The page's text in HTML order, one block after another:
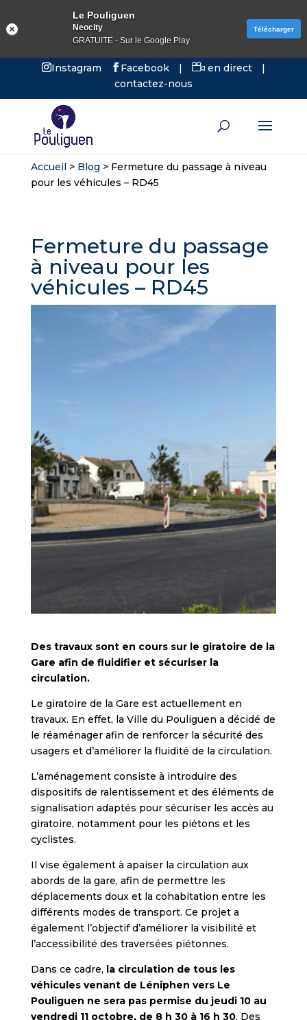
Instagram Facebook | en direct
|
contactez-nous
Accueil> Blog > Fermeture du passage à niveau
pour les véhicules – RD45
Fermeture du passage
à niveau pour les
véhicules – RD45
Des travaux sont en cours sur le giratoire de la
Gare afin de fluidifier et sécuriser la
circulation.
Le giratoire de la Gare est actuellement en
travaux. En effet, la Ville du Pouliguen a décidé de
le réaménager afin de renforcer la sécurité des
usagers et d’améliorer la fluidité de la circulation.
L’aménagement consiste à introduire des
dispositifs de ralentissement et des éléments de
signalisation adaptés pour sécuriser les accès au
giratoire, notamment pour les piétons et les
cyclistes.
Il vise également à apaiser la circulation aux
abords de la gare, afin de permettre les
déplacements doux et la cohabitation entre les
différents modes de transport. Ce projet a
également l’objectif d’améliorer la visibilité et
l’accessibilité des traversées piétonnes.
Dans ce cadre, la circulation de tous les
véhicules venant de Léniphen vers Le
Pouliguen ne sera pas permise du jeudi 10 au
vendredi 11 octobre, de 8 h 30 à 16 h 30. Des
Le Pouliguen
Neocity
GRATUITE - Sur le Google Play
Télécharger